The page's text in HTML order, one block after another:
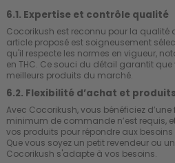
6.1. Expertise et contrôle qualité
Cocorikush est reconnu pour la qualité
article proposé est soigneusement
qu'il respecte les normes en vigueur,
en THC. Ce souci du détail garantit
meilleurs produits du marché.
6.2. Flexibilité d’achat et
Avec Cocorikush, vous bénéficiez
minimum de commande n’est requis,
vos produits pour répondre aux
Que vous soyez un petit revendeur ou
Cocorikush s'adapte à vos besoins.